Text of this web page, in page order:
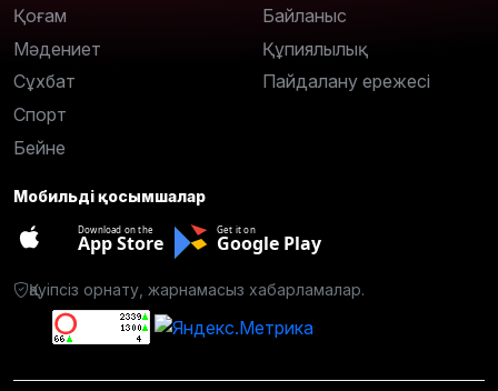
Қоғам
Мәдениет
Сұхбат
Спорт
Бейне
Байланыс
Құпиялылық
Пайдалану ережесі
Мобильді қосымшалар
Download on the
App Store
Get it on
Google Play
Қауіпсіз орнату, жарнамасыз хабарламалар.